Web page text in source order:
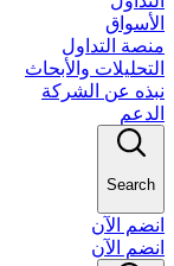
الأسواق
منصة التداول
التحليلات والأبحاث
نبذه عن الشركة
الدعم
Search
انضم الآن
انضم الآن